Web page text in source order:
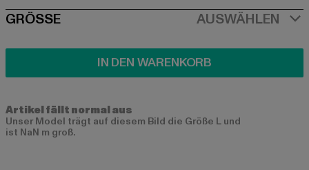
SIZE
GRÖSSE AUSWÄHLEN
IN DEN WARENKORB
Artikel fällt normal aus
Unser Model trägt auf diesem Bild die Größe L und
ist NaN m groß.